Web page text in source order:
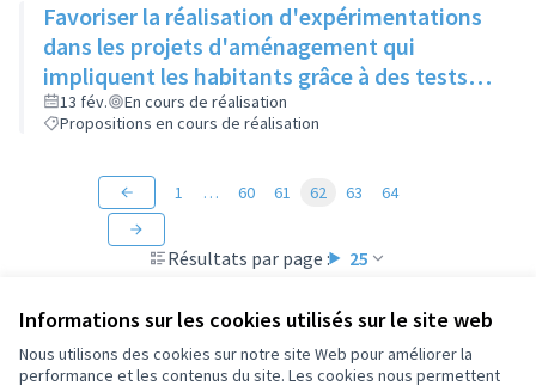
Informations sur les cookies utilisés sur le site web
Nous utilisons des cookies sur notre site Web pour améliorer la
performance et les contenus du site. Les cookies nous permettent
Favoriser la réalisation d'expérimentations
dans les projets d'aménagement qui
impliquent les habitants grâce à des tests
"grandeur nature" (mobilier, jeux, food-
truck...)
13 fév.
En cours de réalisation
Propositions en cours de réalisation
Résultats par page : 25
1 … 60 61 62 63 64
Conditions d'utilisation